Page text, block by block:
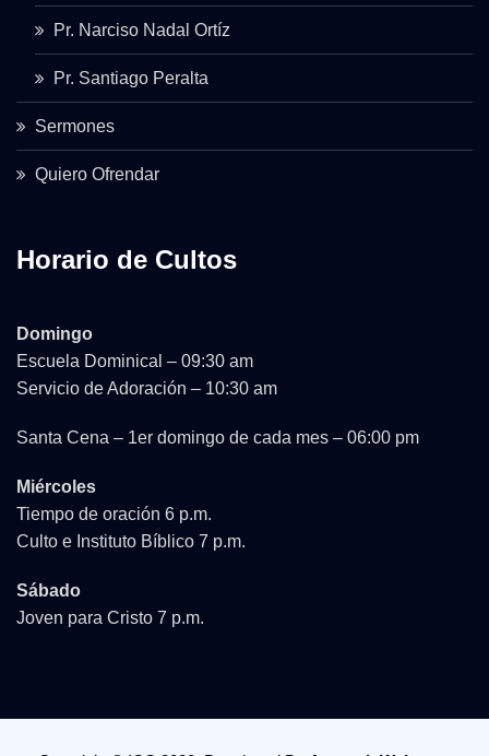
Pr. Narciso Nadal Ortíz
Pr. Santiago Peralta
Sermones
Quiero Ofrendar
Horario de Cultos
Domingo
Escuela Dominical – 09:30 am
Servicio de Adoración – 10:30 am
Santa Cena – 1er domingo de cada mes – 06:00 pm
Miércoles
Tiempo de oración 6 p.m.
Culto e Instituto Bíblico 7 p.m.
Sábado
Joven para Cristo 7 p.m.